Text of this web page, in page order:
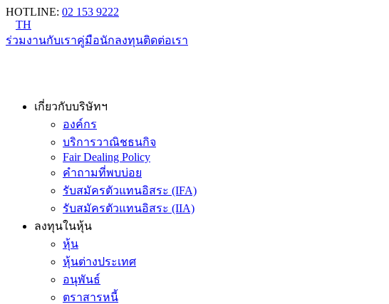
HOTLINE: 02 153 9222
TH
ร่วมงานกับเราคู่มือนักลงทุนติดต่อเรา
เกี่ยวกับบริษัทฯ
องค์กร
บริการวาณิชธนกิจ
Fair Dealing Policy
คำถามที่พบบ่อย
รับสมัครตัวแทนอิสระ (IFA)
รับสมัครตัวแทนอิสระ (IIA)
ลงทุนในหุ้น
หุ้น
หุ้นต่างประเทศ
อนุพันธ์
ตราสารหนี้